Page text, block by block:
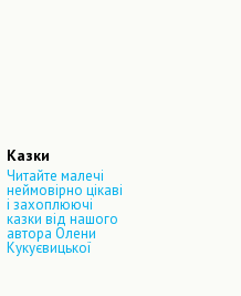
Казки
Читайте малечі
неймовірно цікаві
і захоплюючі
казки від нашого
автора Олени
Кукуєвицької